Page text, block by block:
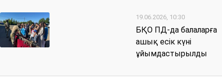
19.06.2026, 10:30
БҚО ПД-да балаларға
ашық есік күні
ұйымдастырылды